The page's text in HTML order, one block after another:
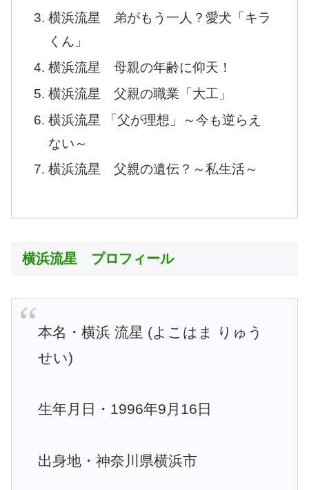
横浜流星 弟がもう一人？愛犬「キラ
くん」
横浜流星 母親の年齢に仰天！
横浜流星 父親の職業「大工」
横浜流星 「父が理想」～今も逆らえ
ない～
横浜流星 父親の遺伝？～私生活～
横浜流星 プロフィール
本名・横浜 流星 (よこはま りゅう
せい)
生年月日・1996年9月16日
出身地・神奈川県横浜市